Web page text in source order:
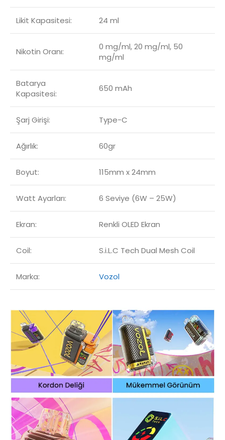
Likit Kapasitesi: 24 ml
Nikotin Oranı:
0 mg/ml, 20 mg/ml, 50
mg/ml
Batarya
Kapasitesi:
650 mAh
Şarj Girişi: Type-C
Ağırlık: 60gr
Boyut: 115mm x 24mm
Watt Ayarları: 6 Seviye (6W – 25W)
Ekran: Renkli OLED Ekran
Coil: S.i.L.C Tech Dual Mesh Coil
Marka: Vozol